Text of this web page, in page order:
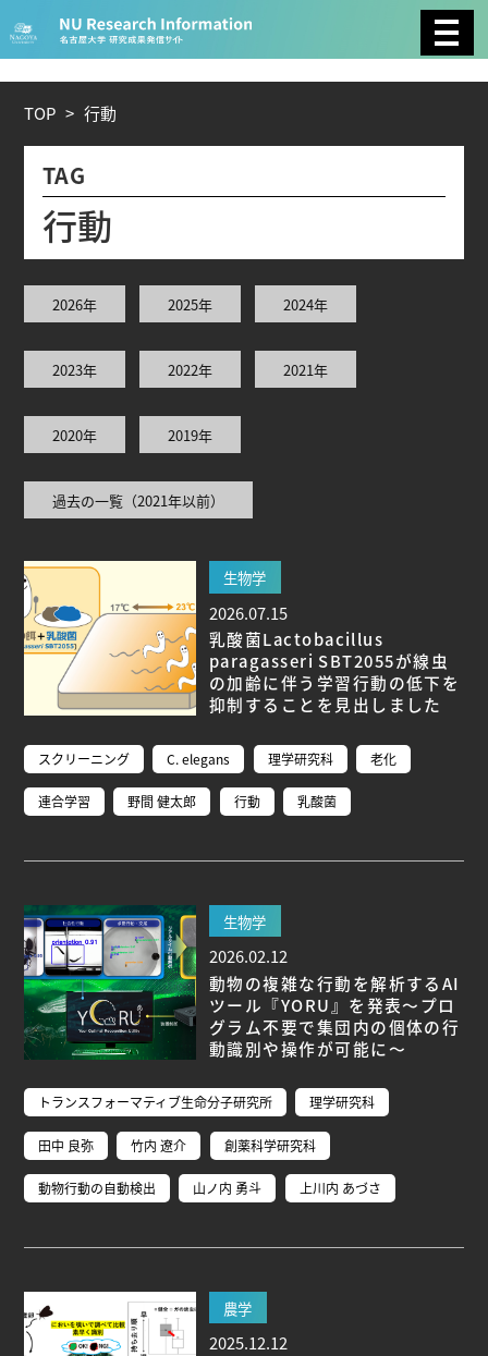
CATEGORY
環境学
農学
工学 情報学 数物系科学
人文学
理学研究科 (221) 工学研究科 (211)
(177)
生命農学研究科 (116)
ブ生命分子研究所 (75)
報学研究科 (47)
植物 (33) 機械学習 (31)
研究院 (26)
生物機能開発利用研究センター (24)
境医学研究所 (23)
進化 (23)
宇宙 (21)
創薬科学研究科 (20)
シロイヌナズ
ナ (19)
オーロラ (17)
Research VIDEOS
Researchers' VOICE
Links
名古屋大学
名古屋大学基金
研究者総覧
TOP >行動
TAG
行動
2026年 2025年 2024年
2023年 2022年 2021年
2020年 2019年
過去の一覧（2021年以前）
生物学
2026.07.15
乳酸菌Lactobacillus
paragasseri SBT2055が線虫
の加齢に伴う学習行動の低下を
抑制することを見出しました
スクリーニング C. elegans 理学研究科 老化
連合学習 野間 健太郎 行動 乳酸菌
生物学
2026.02.12
動物の複雑な行動を解析するAI
ツール『YORU』を発表～プロ
グラム不要で集団内の個体の行
動識別や操作が可能に～
トランスフォーマティブ生命分子研究所 理学研究科
田中 良弥 竹内 遼介 創薬科学研究科
動物行動の自動検出 山ノ内 勇斗 上川内 あづさ
農学
2025.12.12